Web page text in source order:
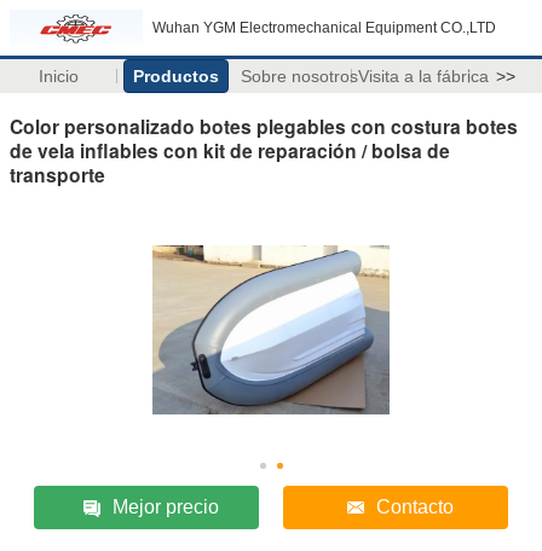
Wuhan YGM Electromechanical Equipment CO.,LTD
Inicio Productos Sobre nosotrosVisita a la fábrica >>
Color personalizado botes plegables con costura botes
de vela inflables con kit de reparación / bolsa de
transporte
Mejor precio Contacto